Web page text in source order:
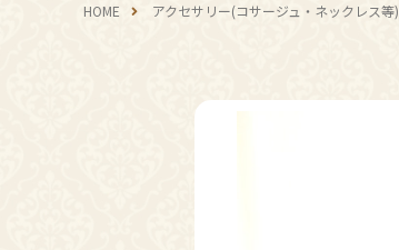
HOME アクセサリー(コサージュ・ネックレス等)